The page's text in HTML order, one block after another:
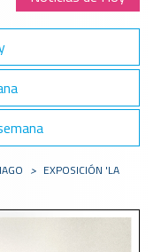
> EXPOSICIÓN 'LA